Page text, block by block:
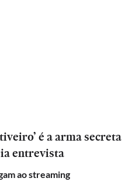
é a arma secreta
entrevista
ao streaming